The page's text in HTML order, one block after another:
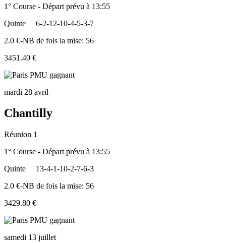
1° Course - Départ prévu à 13:55
Quinte
6-2-12-10-4-5-3-7
2.0 €-NB de fois la mise: 56
3451.40 €
mardi 28 avril
Chantilly
Réunion 1
1° Course - Départ prévu à 13:55
Quinte
13-4-1-10-2-7-6-3
2.0 €-NB de fois la mise: 56
3429.80 €
samedi 13 juillet